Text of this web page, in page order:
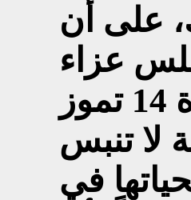
على أن
ظلّت (رازقيّة)، منذ مأساة 14 تموز
لا تنبس
في